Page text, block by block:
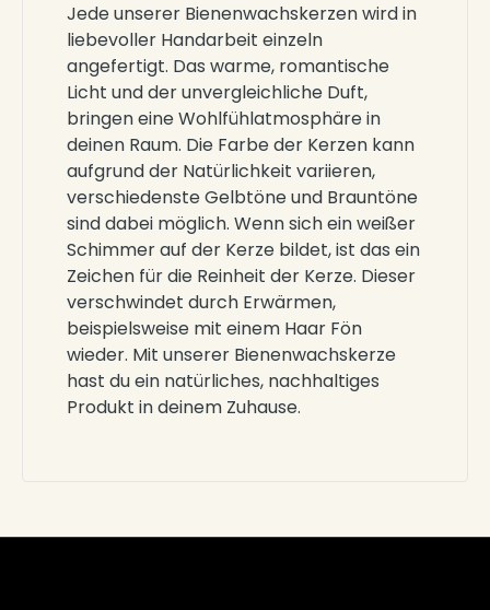
Jede unserer Bienenwachskerzen wird in
liebevoller Handarbeit einzeln
angefertigt. Das warme, romantische
Licht und der unvergleichliche Duft,
bringen eine Wohlfühlatmosphäre in
deinen Raum. Die Farbe der Kerzen kann
aufgrund der Natürlichkeit variieren,
verschiedenste Gelbtöne und Brauntöne
sind dabei möglich. Wenn sich ein weißer
Schimmer auf der Kerze bildet, ist das ein
Zeichen für die Reinheit der Kerze. Dieser
verschwindet durch Erwärmen,
beispielsweise mit einem Haar Fön
wieder. Mit unserer Bienenwachskerze
hast du ein natürliches, nachhaltiges
Produkt in deinem Zuhause.